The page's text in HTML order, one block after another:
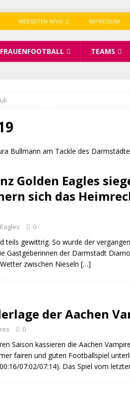
WEBSEITEN AFVD IMPRESSUM
FRAUENFOOTBALL TEAMS
Golden Eagles
sich das
0
teils gewittrig. So wurde der
Gastgeberinnen der Darmstadt
zwischen Nieseln […]
der Aachen
0
Saison kassieren die Aachen
fairen und guten Footballspiel
07:02/07:14). Das Spiel vom